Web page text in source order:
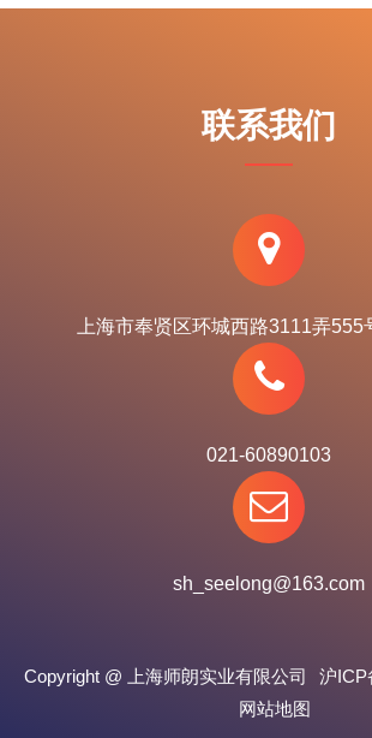
联系我们
上海市奉贤区环城西路3111弄555
021-60890103
sh_seelong@163.com
Copyright @ 上海师朗实业有限公司
沪ICP
网站地图